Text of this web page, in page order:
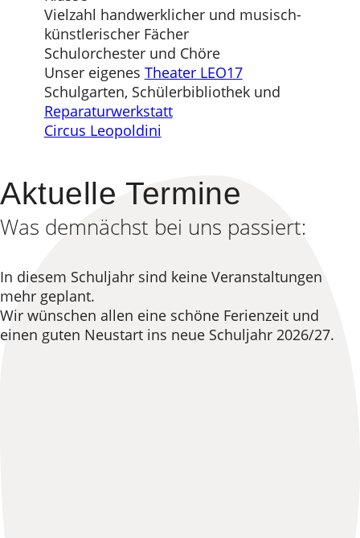
Vielzahl handwerklicher und musisch-
künstlerischer Fächer
Schulorchester und Chöre
Unser eigenes Theater LEO17
Schulgarten, Schülerbibliothek und
Reparaturwerkstatt
Circus Leopoldini
Aktuelle Termine
Was demnächst bei uns passiert:
In diesem Schuljahr sind keine Veranstaltungen
mehr geplant.
Wir wünschen allen eine schöne Ferienzeit und
einen guten Neustart ins neue Schuljahr 2026/27.